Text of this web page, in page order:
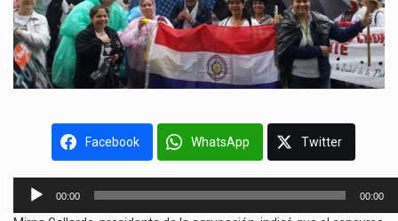
Facebook WhatsApp Twitter
Reproductor
00:00 00:00